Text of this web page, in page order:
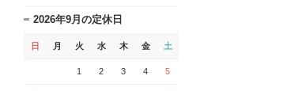
2026年9月の定休日
日 月 火 水 木 金 土
1 2 3 4 5